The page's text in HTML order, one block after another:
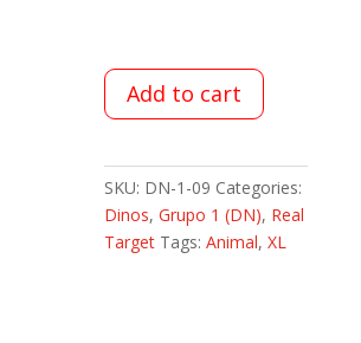
Add to cart
SKU: DN-1-09 Categories:
Dinos,Grupo 1 (DN), Real
Target Tags:Animal,XL